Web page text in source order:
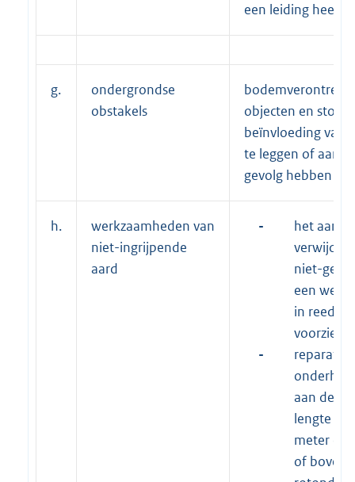
een leiding heeft
g.
ondergrondse
obstakels
objecten en
beïnvloeding van
te leggen of
gevolg hebben of
h.
werkzaamheden van
niet-ingrijpende
aard
-
het
niet-
een
in reeds
-
aan de
lengte
meter en
of boven